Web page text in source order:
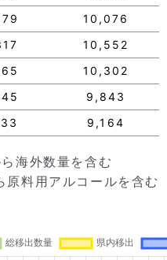
10,076
10,552
10,302
9,843
9,164
海外数量を含む
原料用アルコールを含む